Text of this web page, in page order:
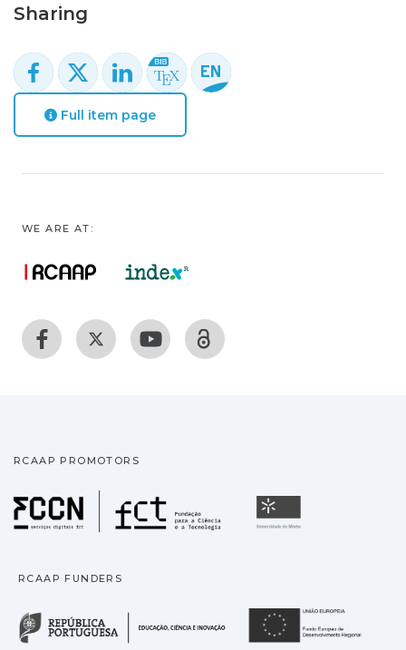
Sharing
Full item page
WE ARE AT:
RCAAP PROMOTORS
Fundação para a
RCAAP FUNDERS
República Portuguesa